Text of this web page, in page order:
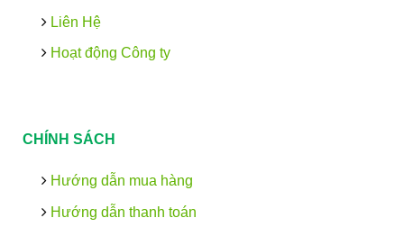
Liên Hệ
Hoạt động Công ty
CHÍNH SÁCH
Hướng dẫn mua hàng
Hướng dẫn thanh toán